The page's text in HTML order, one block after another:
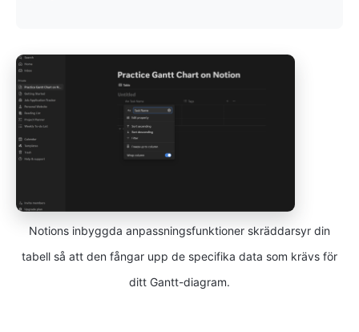
Notions inbyggda anpassningsfunktioner skräddarsyr din
tabell så att den fångar upp de specifika data som krävs för
ditt Gantt-diagram.